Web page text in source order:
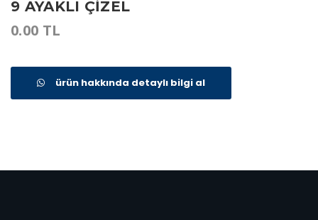
9 AYAKLI ÇİZEL
0.00 TL
ürün hakkında detaylı bilgi al